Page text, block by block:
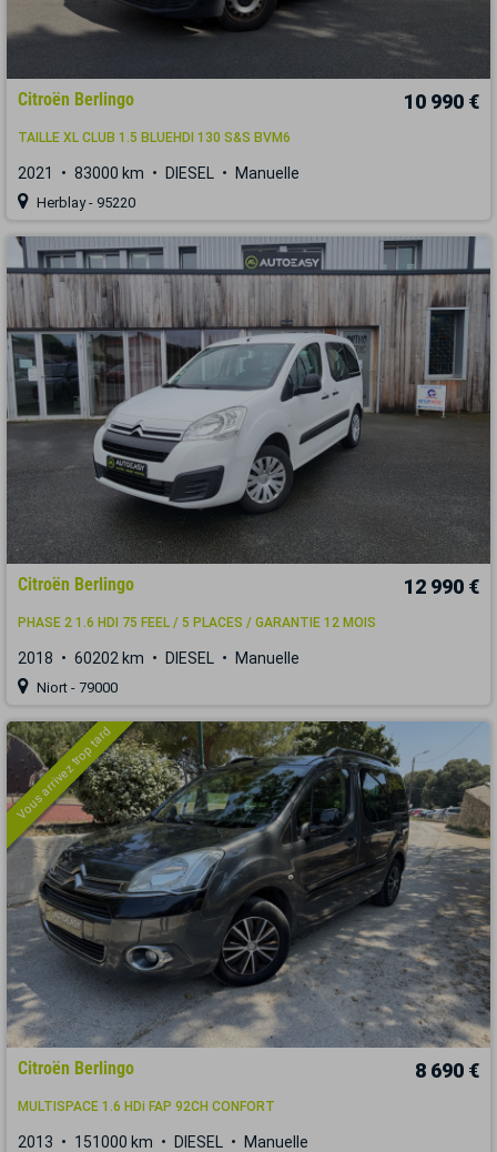
Citroën Berlingo 10 990 €
TAILLE XL CLUB 1.5 BLUEHDI 130 S&S BVM6
2021 83000 km DIESEL Manuelle
Herblay - 95220
Citroën Berlingo 12 990 €
PHASE 2 1.6 HDI 75 FEEL / 5 PLACES / GARANTIE 12 MOIS
2018 60202 km DIESEL Manuelle
Niort - 79000
Vous arrivez trop tard
Citroën Berlingo 8 690 €
MULTISPACE 1.6 HDi FAP 92CH CONFORT
2013 151000 km DIESEL Manuelle